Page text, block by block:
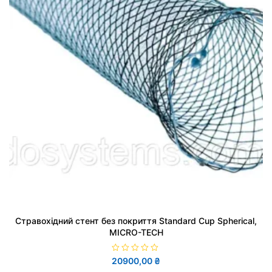
Стравохідний стент без покриття Standard Cup Spherical,
MICRO-TECH
О
ц20900,00 ₴